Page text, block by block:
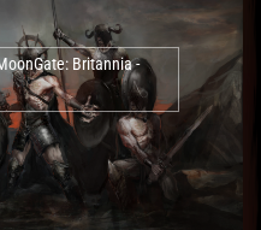
Britannia -